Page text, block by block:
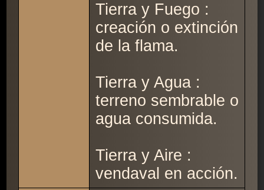
Tierra y Fuego :
creación o extinción
de la flama.
Tierra y Agua :
terreno sembrable o
agua consumida.
Tierra y Aire :
vendaval en acción.